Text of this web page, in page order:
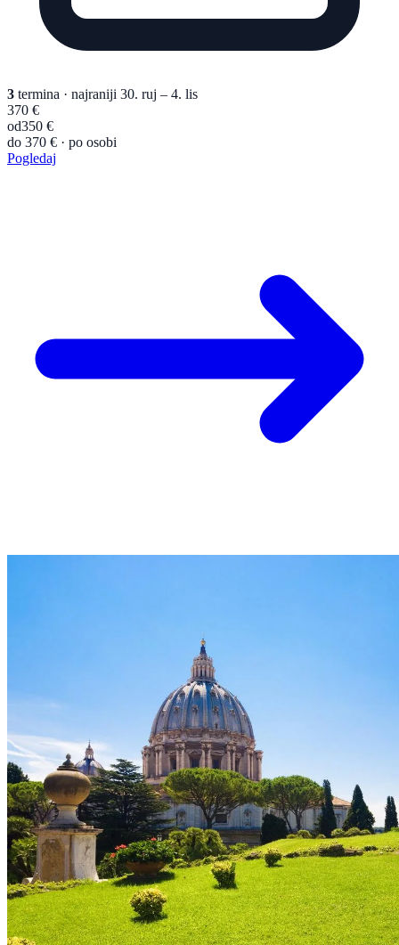
3 termina · najraniji 30. ruj – 4. lis
370 €
od350 €
do 370 € · po osobi
Pogledaj